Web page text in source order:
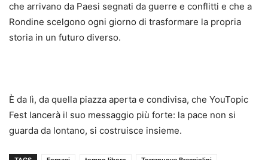
che arrivano da Paesi segnati da guerre e conflitti e che a
Rondine scelgono ogni giorno di trasformare la propria
storia in un futuro diverso.
È da lì, da quella piazza aperta e condivisa, che YouTopic
Fest lancerà il suo messaggio più forte: la pace non si
guarda da lontano, si costruisce insieme.